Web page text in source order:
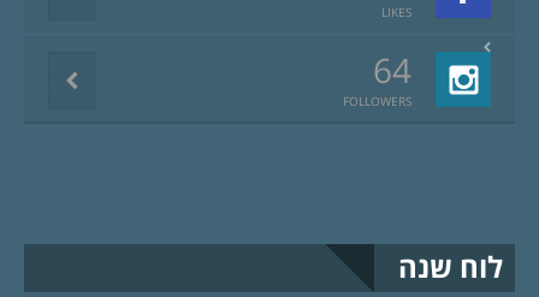
LIKES
64
FOLLOWERS
לוח שנה